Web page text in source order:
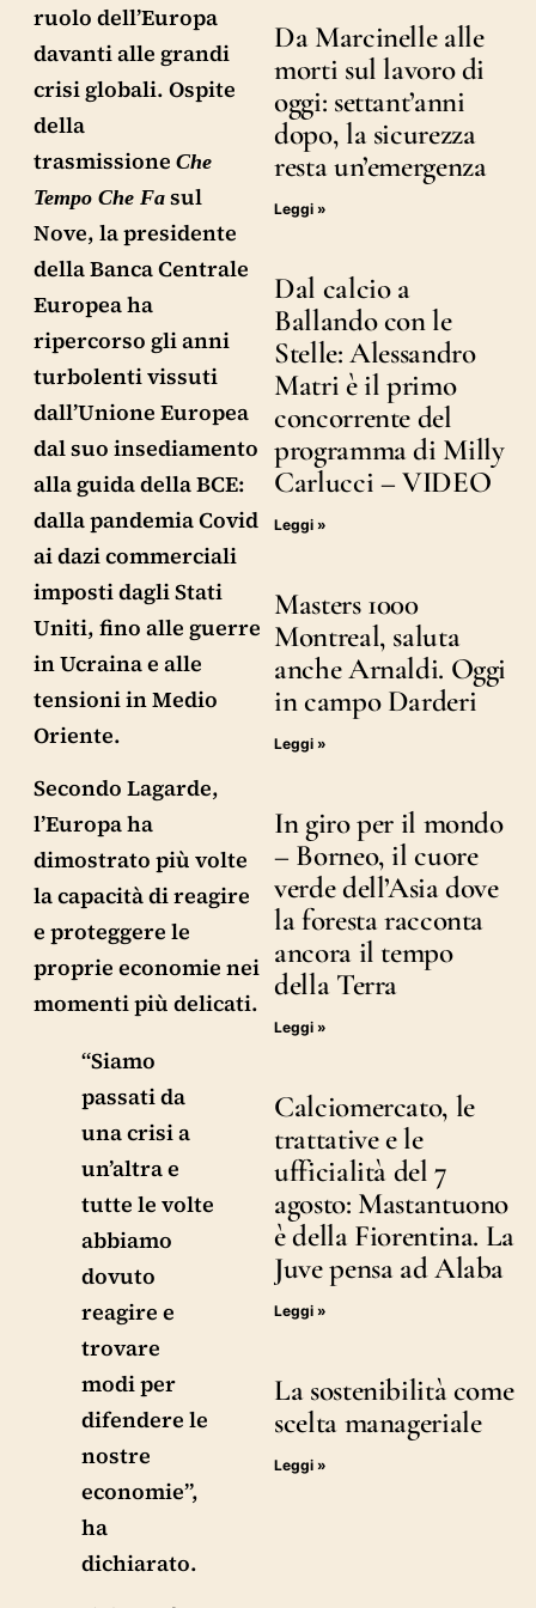
ruolo dell’Europa
davanti alle grandi
crisi globali. Ospite
della
trasmissione Che
Tempo Che Fasul
Nove, la presidente
della Banca Centrale
Europea ha
ripercorso gli anni
turbolenti vissuti
dall’Unione Europea
dal suo insediamento
alla guida della BCE:
dalla pandemia Covid
ai dazi commerciali
imposti dagli Stati
Uniti, fino alle guerre
in Ucraina e alle
tensioni in Medio
Oriente.
Secondo Lagarde,
l’Europa ha
dimostrato più volte
la capacità di reagire
e proteggere le
proprie economie nei
momenti più delicati.
“Siamo
passati da
una crisi a
un’altra e
tutte le volte
abbiamo
dovuto
reagire e
trovare
modi per
difendere le
nostre
economie”,
ha
dichiarato.
Da Marcinelle alle
morti sul lavoro di
oggi: settant’anni
dopo, la sicurezza
resta un’emergenza
Leggi »
Dal calcio a
Ballando con le
Stelle: Alessandro
Matri è il primo
concorrente del
programma di Milly
Carlucci – VIDEO
Leggi »
Masters 1000
Montreal, saluta
anche Arnaldi. Oggi
in campo Darderi
Leggi »
In giro per il mondo
– Borneo, il cuore
verde dell’Asia dove
la foresta racconta
ancora il tempo
della Terra
Leggi »
Calciomercato, le
trattative e le
ufficialità del 7
agosto: Mastantuono
è della Fiorentina. La
Juve pensa ad Alaba
Leggi »
La sostenibilità come
scelta manageriale
Leggi »